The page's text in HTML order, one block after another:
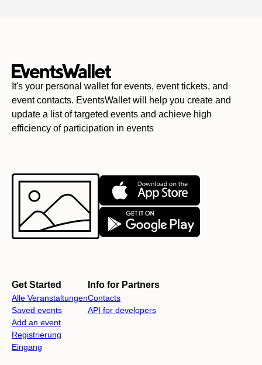
It's your personal wallet for events, event tickets, and
event contacts. EventsWallet will help you create and
update a list of targeted events and achieve high
efficiency of participation in events
Get Started
Alle Veranstaltungen
Saved events
Add an event
Registrierung
Eingang
Info for Partners
Contacts
API for developers